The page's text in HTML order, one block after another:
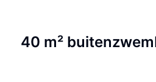
40 m²